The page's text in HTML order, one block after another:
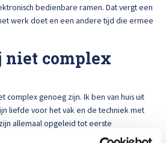
bedienbare ramen. Dat vergt een
werk doet en een andere tijd die ermee
niet complex
complex genoeg zijn. Ik ben van huis uit
liefde voor het vak en de techniek met
allemaal opgeleid tot eerste
bewust zo hoog opgeleid, omdat ze